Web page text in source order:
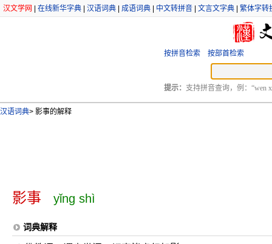
汉文学网 在线新华字典 汉语词典 成语词典 中文转拼音 文言文字典 繁体字转
按拼音检索 按部首检索
提示： 支持拼音查询，例：“wen
汉语词典> 影事的解释
影事 yǐng shì
词典解释